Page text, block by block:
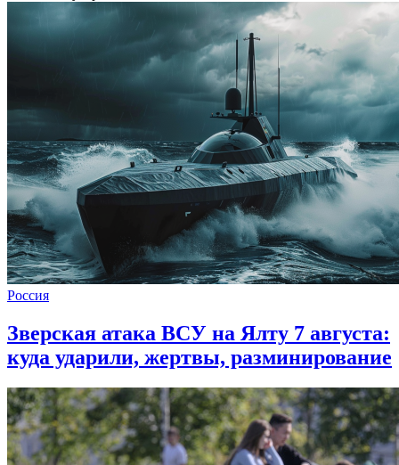
Россия
Зверская атака ВСУ на Ялту 7 августа:
куда ударили, жертвы, разминирование